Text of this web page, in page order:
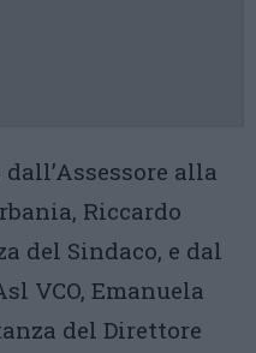
alla
Riccardo
del Sindaco, e dal
VCO, Emanuela
del Direttore